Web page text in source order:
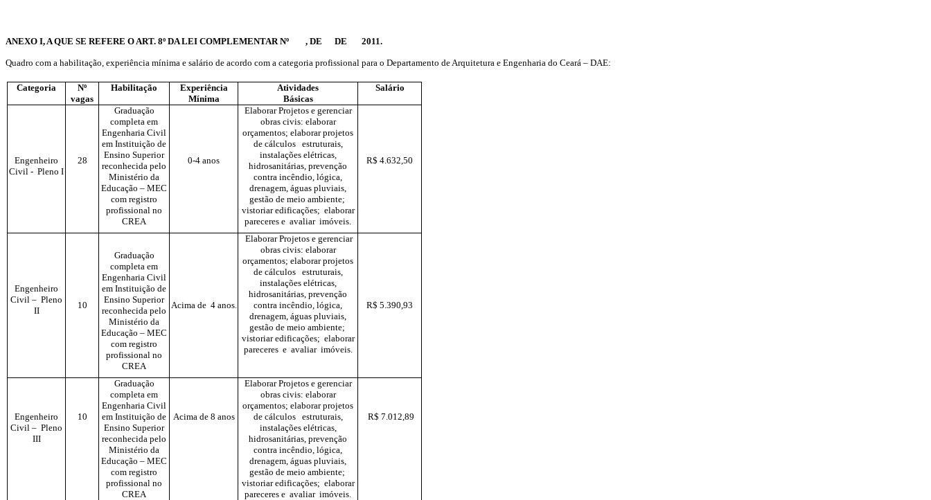
ANEXO I, A QUE SE REFERE O ART. 8º DA LEI COMPLEMENTAR Nº , DE DE 2011.
Quadro com a habilitação, experiência mínima e salário de acordo com a categoria profissional para o Departamento de Arquitetura e Engenharia do Ceará – DAE:
Categoria
Nº
vagas
Habilitação
Experiência
Mínima
Atividades
Básicas
Salário
Engenheiro
Civil - Pleno I
28
Graduação
completa em
Engenharia Civil
em Instituição de
Ensino Superior
reconhecida pelo
Ministério da
Educação – MEC
com registro
profissional no
CREA
0-4 anos
Elaborar Projetos e gerenciar
obras civis: elaborar
orçamentos; elaborar projetos
de cálculos estruturais,
instalações elétricas,
hidrosanitárias, prevenção
contra incêndio, lógica,
drenagem, águas pluviais,
gestão de meio ambiente;
vistoriar edificações; elaborar
pareceres e avaliar imóveis.
R$ 4.632,50
Engenheiro
Civil – Pleno
II
10
Graduação
completa em
Engenharia Civil
em Instituição de
Ensino Superior
reconhecida pelo
Ministério da
Educação – MEC
com registro
profissional no
CREA
Acima de 4 anos.
Elaborar Projetos e gerenciar
obras civis: elaborar
orçamentos; elaborar projetos
de cálculos estruturais,
instalações elétricas,
hidrosanitárias, prevenção
contra incêndio, lógica,
drenagem, águas pluviais,
gestão de meio ambiente;
vistoriar edificações; elaborar
pareceres e avaliar imóveis.
R$ 5.390,93
Engenheiro
Civil – Pleno
III
10
Graduação
completa em
Engenharia Civil
em Instituição de
Ensino Superior
reconhecida pelo
Ministério da
Educação – MEC
com registro
profissional no
CREA
Acima de 8 anos
Elaborar Projetos e gerenciar
obras civis: elaborar
orçamentos; elaborar projetos
de cálculos estruturais,
instalações elétricas,
hidrosanitárias, prevenção
contra incêndio, lógica,
drenagem, águas pluviais,
gestão de meio ambiente;
vistoriar edificações; elaborar
pareceres e avaliar imóveis.
R$ 7.012,89